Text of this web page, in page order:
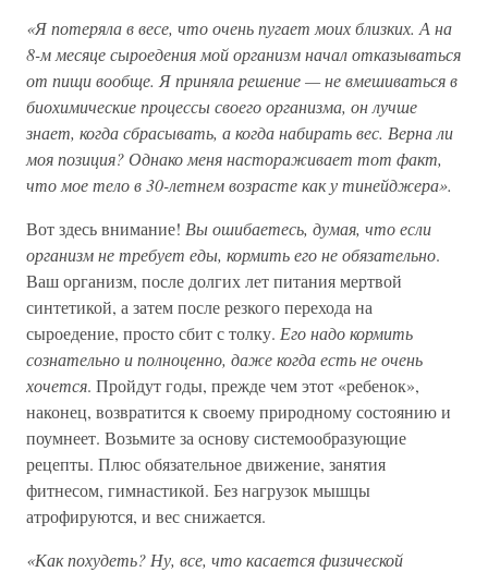
«Я потеряла в весе, что очень пугает моих близких. А на
8-м месяце сыроедения мой организм начал отказываться
от пищи вообще. Я приняла решение — не вмешиваться в
биохимические процессы своего организма, он лучше
знает, когда сбрасывать, а когда набирать вес. Верна ли
моя позиция? Однако меня настораживает тот факт,
что мое тело в 30-летнем возрасте как у тинейджера».
Вот здесь внимание! Вы ошибаетесь, думая, что если
организм не требует еды, кормить его не обязательно.
Ваш организм, после долгих лет питания мертвой
синтетикой, а затем после резкого перехода на
сыроедение, просто сбит с толку. Его надо кормить
сознательно и полноценно, даже когда есть не очень
хочется. Пройдут годы, прежде чем этот «ребенок»,
наконец, возвратится к своему природному состоянию и
поумнеет. Возьмите за основу системообразующие
рецепты. Плюс обязательное движение, занятия
фитнесом, гимнастикой. Без нагрузок мышцы
атрофируются, и вес снижается.
«Как похудеть? Ну, все, что касается физической